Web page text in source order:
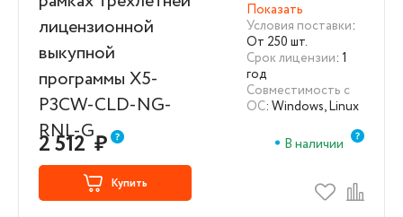
программы X5-
P3CW-CLD-NG-
RNL-G
Показать
Условия поставки:
От 250 шт.
Срок лицензии: 1
год
Совместимость с
ОС: Windows, Linux
2 512 ₽ В наличии
Купить